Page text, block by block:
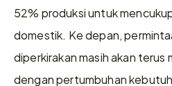
52% produksi untuk
domestik. Ke depan,
diperkirakan masih akan terus
dengan pertumbuhan